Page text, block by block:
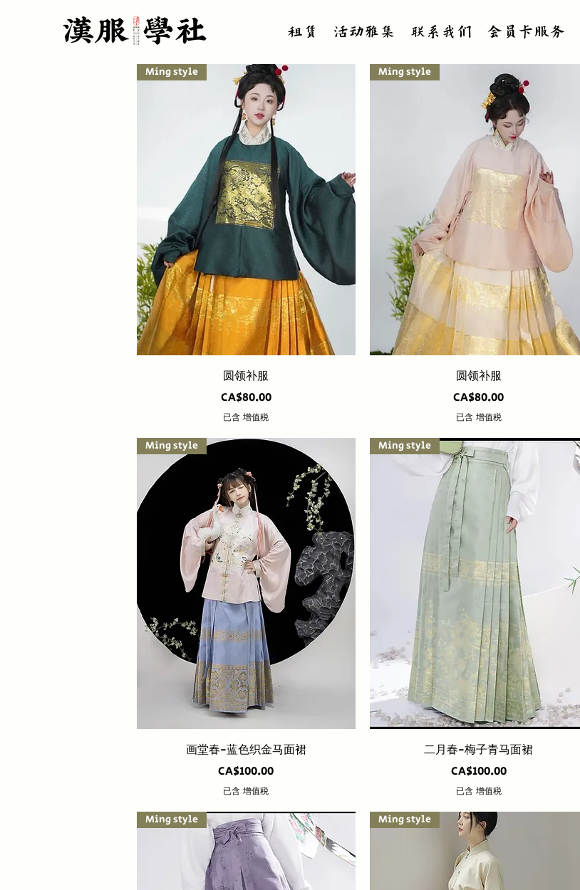
租赁 活动雅集 联系我们 会员卡服务
快速瀏覽
Ming style
圆领补服
價格
CA$80.00
已含 增值税
快速瀏覽
Ming style
圆领补服
價格
CA$80.00
已含 增值税
快速瀏覽
Ming style
画堂春-蓝色织金马面裙
價格
CA$100.00
已含 增值税
快速瀏覽
Ming style
二月春-梅子青马面裙
價格
CA$100.00
已含 增值税
Ming style Ming style